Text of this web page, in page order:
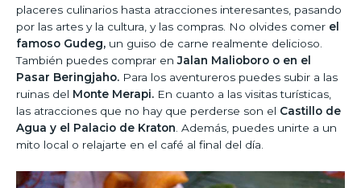
placeres culinarios hasta atracciones interesantes, pasando
por las artes y la cultura, y las compras. No olvides comer el
famoso Gudeg, un guiso de carne realmente delicioso.
También puedes comprar enJalan Malioboro o en el
Pasar Beringjaho. Para los aventureros puedes subir a las
ruinas del Monte Merapi. En cuanto a las visitas turísticas,
las atracciones que no hay que perderse son el Castillo de
Agua y el Palacio de Kraton . Además, puedes unirte a un
mito local o relajarte en el café al final del día.